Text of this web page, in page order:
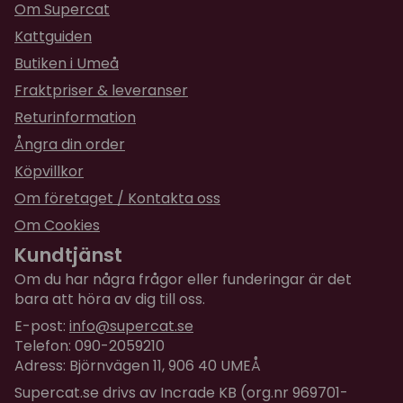
Storlek:13,5 x 13,5 x 4,5 cm
Rymmer:200 ml
Om Supercat
Kattguiden
Butiken i Umeå
Fraktpriser & leveranser
Returinformation
Ångra din order
Köpvillkor
Om företaget / Kontakta oss
Om Cookies
Kundtjänst
Om du har några frågor eller funderingar är det
bara att höra av dig till oss.
E-post: info@supercat.se
Telefon: 090-2059210
Adress: Björnvägen 11, 906 40 UMEÅ
Supercat.se drivs av Incrade KB (org.nr 969701-